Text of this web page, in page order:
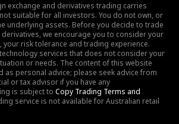
exchange and derivatives trading carries
suitable for all investors. You do not own, or
underlying assets. Before you decide to trade
we encourage you to consider your
your risk tolerance and trading experience.
services that does not consider your
or needs. The content of this website
as personal advice; please seek advice from
or tax advisor if you have any
is subject to Copy Trading Terms and
service is not available for Australian retail